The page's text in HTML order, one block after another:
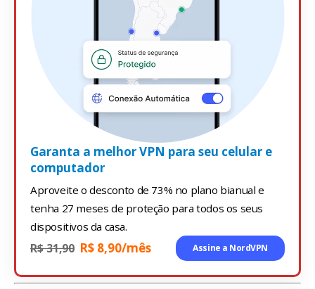
Garanta a melhor VPN para seu celular e
computador
Aproveite o desconto de 73% no plano bianual e
tenha 27 meses de proteção para todos os seus
dispositivos da casa.
R$ 31,90 R$ 8,90/mês Assine a NordVPN